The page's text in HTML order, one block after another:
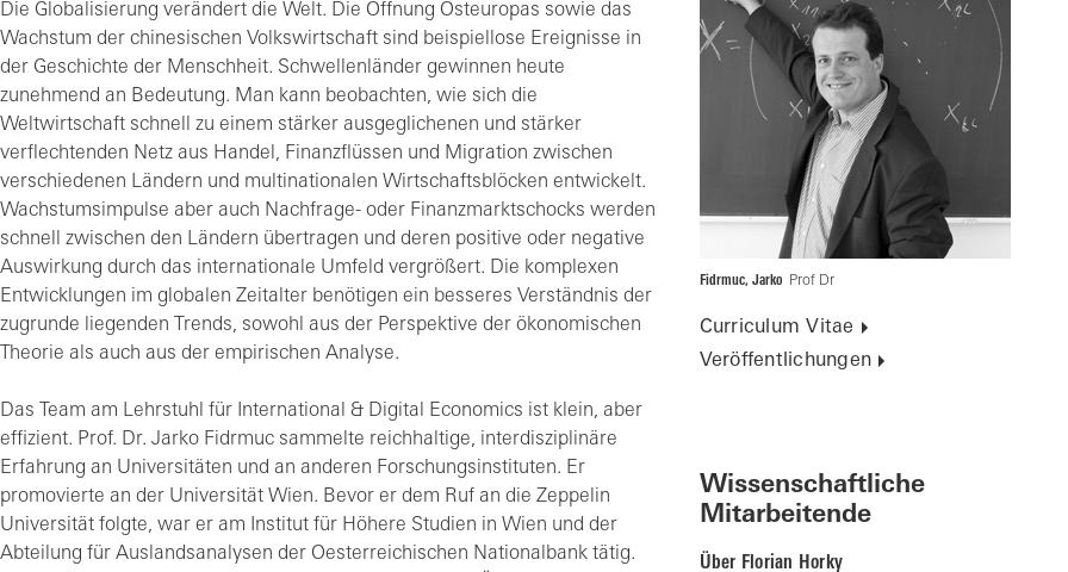
Die Globalisierung verändert die Welt. Die Öffnung Osteuropas sowie das
Wachstum der chinesischen Volkswirtschaft sind beispiellose Ereignisse in
der Geschichte der Menschheit. Schwellenländer gewinnen heute
zunehmend an Bedeutung. Man kann beobachten, wie sich die
Weltwirtschaft schnell zu einem stärker ausgeglichenen und stärker
verflechtenden Netz aus Handel, Finanzflüssen und Migration zwischen
verschiedenen Ländern und multinationalen Wirtschaftsblöcken entwickelt.
Wachstumsimpulse aber auch Nachfrage- oder Finanzmarktschocks werden
schnell zwischen den Ländern übertragen und deren positive oder negative
Auswirkung durch das internationale Umfeld vergrößert. Die komplexen
Entwicklungen im globalen Zeitalter benötigen ein besseres Verständnis der
zugrunde liegenden Trends, sowohl aus der Perspektive der ökonomischen
Theorie als auch aus der empirischen Analyse.
Das Team am Lehrstuhl für International & Digital Economics ist klein, aber
effizient. Prof. Dr. Jarko Fidrmuc sammelte reichhaltige, interdisziplinäre
Erfahrung an Universitäten und an anderen Forschungsinstituten. Er
promovierte an der Universität Wien. Bevor er dem Ruf an die Zeppelin
Universität folgte, war er am Institut für Höhere Studien in Wien und der
Abteilung für Auslandsanalysen der Oesterreichischen Nationalbank tätig.
Fidrmuc, Jarko Prof Dr
Curriculum Vitae
Veröffentlichungen
Wissenschaftliche
Mitarbeitende
Über Florian Horky